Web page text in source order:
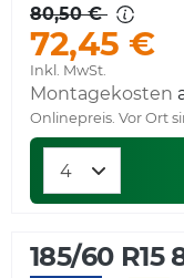
80,50 €
72,45 €
Inkl. MwSt.
Montagekosten
Onlinepreis. Vor Ort
185/60 R15